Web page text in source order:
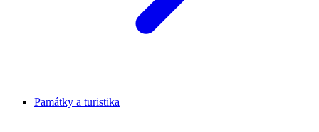
Památky a turistika